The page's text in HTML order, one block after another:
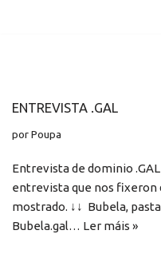
ENTREVISTA .GAL
porPoupa
Entrevista de dominio
entrevista que nos fixeron
mostrado. ↓↓ Bubela,
Bubela.gal… Ler máis »